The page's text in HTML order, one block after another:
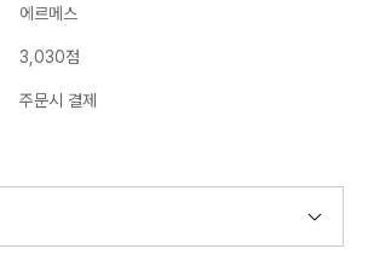
에르메스
3,030점
주문시 결제